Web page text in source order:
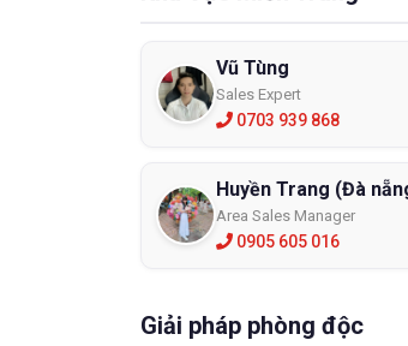
Vũ Tùng
Sales Expert
0703 939 868
Huyền Trang (Đà
Area Sales Manager
0905 605 016
Giải pháp phòng độc